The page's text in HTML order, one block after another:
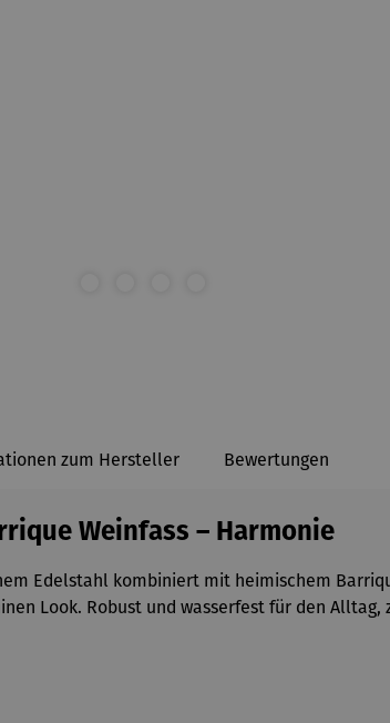
zum Hersteller Bewertungen
Weinfass – Harmonie
Edelstahl kombiniert mit heimischem
Look. Robust und wasserfest für den